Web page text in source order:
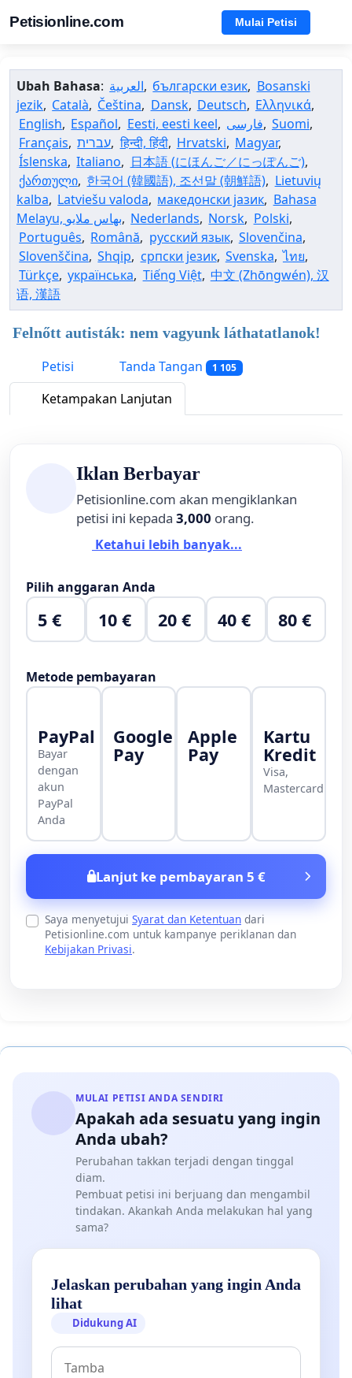
Petisionline.com Mulai Petisi
Ubah Bahasa: العربية, български език, Bosanski
jezik, Català, Čeština, Dansk, Deutsch, Ελληνικά,
English, Español, Eesti, eesti keel, فارسی, Suomi,
Français, עברית, हिन्दी, हिंदी, Hrvatski, Magyar,
Íslenska, Italiano, 日本語 (にほんご／にっぽんご),
ქართული, 한국어 (韓國語), 조선말 (朝鮮語), Lietuvių
kalba, Latviešu valoda, македонски јазик, Bahasa
, Nederlands, Norsk, Polski,
Português, Română, русский язык, Slovenčina,
Slovenščina, Shqip, српски језик, Svenska, ไทย,
Türkçe, українська, Tiếng Việt, 中文 (Zhōngwén), 汉
语, 漢語
Felnőtt autisták: nem vagyunk láthatatlanok!
Petisi
Tanda Tangan 1 105
Ketampakan Lanjutan
Iklan Berbayar
Petisionline.com akan mengiklankan
petisi ini kepada 3,000 orang.
Ketahui lebih banyak...
Pilih anggaran Anda
5 € 10 € 20 € 40 € 80 €
Metode pembayaran
PayPal
Bayar
dengan
akun
PayPal
Anda
Google
Pay
Apple
Pay
Kartu
Kredit
Visa,
Mastercard
Lanjut ke pembayaran 5 €
Saya menyetujui Syarat dan Ketentuan dari
Petisionline.com untuk kampanye periklanan dan
Kebijakan Privasi.
MULAI PETISI ANDA SENDIRI
Apakah ada sesuatu yang ingin
Anda ubah?
Perubahan takkan terjadi dengan tinggal
diam.
Pembuat petisi ini berjuang dan mengambil
tindakan. Akankah Anda melakukan hal yang
sama?
Jelaskan perubahan yang ingin Anda
lihat
Didukung AI